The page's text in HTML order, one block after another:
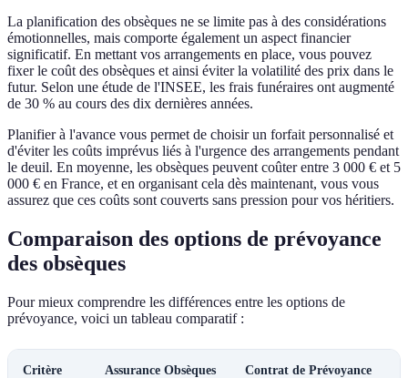
La planification des obsèques ne se limite pas à des considérations
émotionnelles, mais comporte également un aspect financier
significatif. En mettant vos arrangements en place, vous pouvez
fixer le coût des obsèques et ainsi éviter la volatilité des prix dans le
futur. Selon une étude de l'INSEE, les frais funéraires ont augmenté
de 30 % au cours des dix dernières années.
Planifier à l'avance vous permet de choisir un forfait personnalisé et
d'éviter les coûts imprévus liés à l'urgence des arrangements pendant
le deuil. En moyenne, les obsèques peuvent coûter entre 3 000 € et 5
000 € en France, et en organisant cela dès maintenant, vous vous
assurez que ces coûts sont couverts sans pression pour vos héritiers.
Comparaison des options de prévoyance
des obsèques
Pour mieux comprendre les différences entre les options de
prévoyance, voici un tableau comparatif :
Critère Assurance Obsèques Contrat de Prévoyance